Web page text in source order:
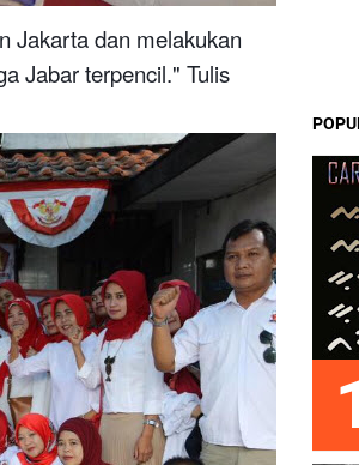
Jakarta dan melakukan
Jabar terpencil." Tulis